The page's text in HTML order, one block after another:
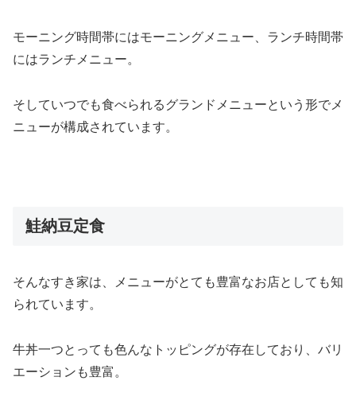
モーニング時間帯にはモーニングメニュー、ランチ時間帯
にはランチメニュー。
そしていつでも食べられるグランドメニューという形でメ
ニューが構成されています。
鮭納豆定食
そんなすき家は、メニューがとても豊富なお店としても知
られています。
牛丼一つとっても色んなトッピングが存在しており、バリ
エーションも豊富。